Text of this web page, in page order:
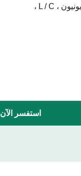
يونيون ، L / C ،
استفسر الآن